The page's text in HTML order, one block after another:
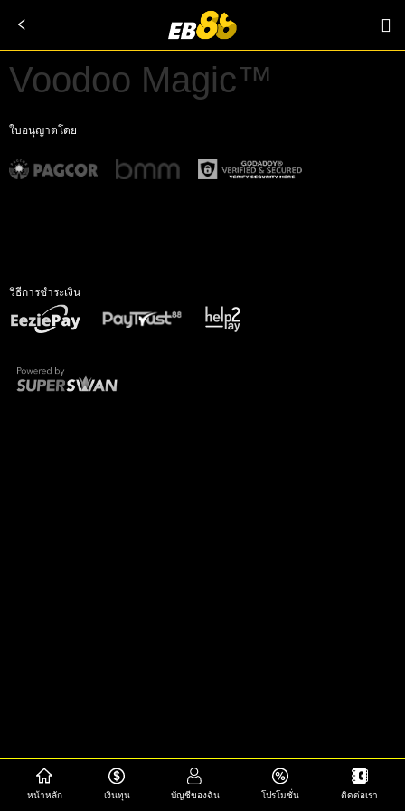
หน้าหลัก เงินทุน บัญชีของฉัน โปรโมชั่น ติดต่อเรา
Voodoo Magic™
ใบอนุญาตโดย
วิธีการชำระเงิน